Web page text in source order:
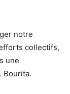
notre
collectifs,
une
Bourita.